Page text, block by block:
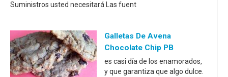
Suministros usted necesitará Las fuent
Galletas De Avena
Chocolate Chip PB
es casi día de los enamorados,
y que garantiza que algo dulce.